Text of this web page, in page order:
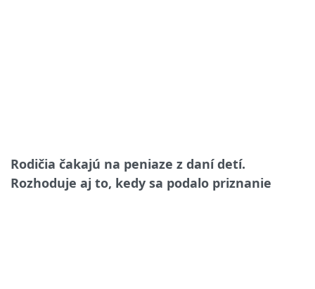
Rodičia čakajú na peniaze z daní detí.
Rozhoduje aj to, kedy sa podalo priznanie